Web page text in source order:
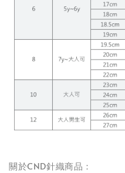
關於CND針織商品：